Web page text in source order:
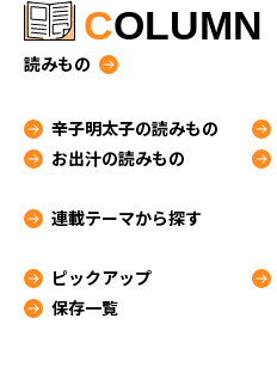
COLUMN
読みもの
辛子明太子の読みもの
お出汁の読みもの
連載テーマから探す
ピックアップ
保存一覧